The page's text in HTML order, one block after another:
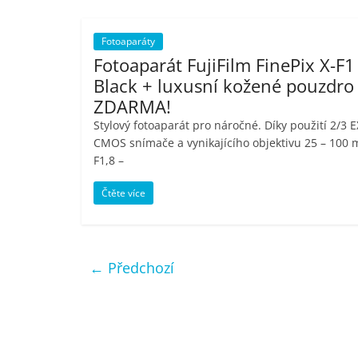
Fotoaparáty
Fotoaparát FujiFilm FinePix X-F1
Black + luxusní kožené pouzdro
ZDARMA!
Stylový fotoaparát pro náročné. Díky použití 2/3
CMOS snímače a vynikajícího objektivu 25 – 100
F1,8 –
Čtěte více
← Předchozí